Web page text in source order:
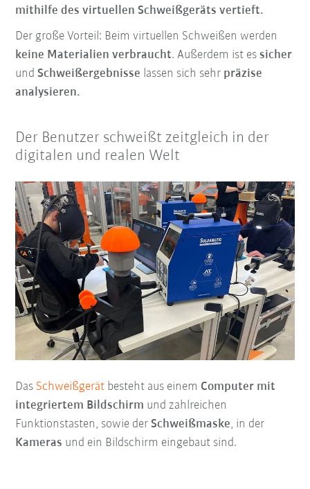
mithilfe des virtuellen Schweißgeräts vertieft.
Der große Vorteil: Beim virtuellen Schweißen werden
keine Materialien verbraucht. Außerdem ist es sicher
undSchweißergebnisse lassen sich sehr präzise
analysieren.
Der Benutzer schweißt zeitgleich in der
digitalen und realen Welt
Das Schweißgerät besteht aus einem Computer mit
integriertem Bildschirm und zahlreichen
Funktionstasten, sowie derSchweißmaske, in der
Kameras und ein Bildschirm eingebaut sind.